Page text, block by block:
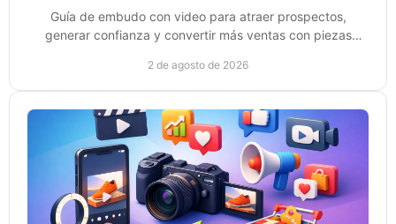
Guía de embudo con video para atraer prospectos,
generar confianza y convertir más ventas con piezas
2 de agosto de 2026